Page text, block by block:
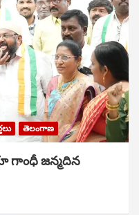
తెలంగాణ
గాంధీ జ‌న్మ‌దిన